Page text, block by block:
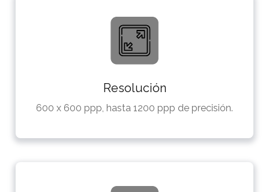
Resolución
600 x 600 ppp, hasta 1200 ppp de precisión.